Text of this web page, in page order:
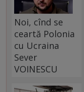
Noi, cînd se
ceartă Polonia
cu Ucraina
Sever
VOINESCU